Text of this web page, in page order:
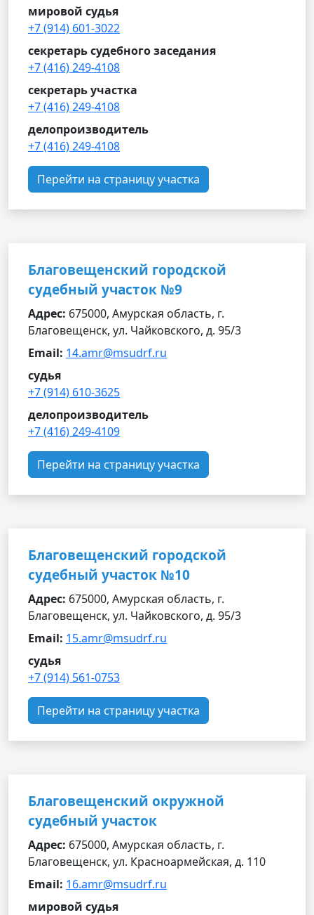
мировой судья
+7 (914) 601-3022
секретарь судебного заседания
+7 (416) 249-4108
секретарь участка
+7 (416) 249-4108
делопроизводитель
+7 (416) 249-4108
Перейти на страницу участка
Благовещенский городской
судебный участок №9
Адрес: 675000, Амурская область, г.
Благовещенск, ул. Чайковского, д. 95/3
Email: 14.amr@msudrf.ru
судья
+7 (914) 610-3625
делопроизводитель
+7 (416) 249-4109
Перейти на страницу участка
Благовещенский городской
судебный участок №10
Адрес: 675000, Амурская область, г.
Благовещенск, ул. Чайковского, д. 95/3
Email: 15.amr@msudrf.ru
судья
+7 (914) 561-0753
Перейти на страницу участка
Благовещенский окружной
судебный участок
Адрес: 675000, Амурская область, г.
Благовещенск, ул. Красноармейская, д. 110
Email: 16.amr@msudrf.ru
мировой судья